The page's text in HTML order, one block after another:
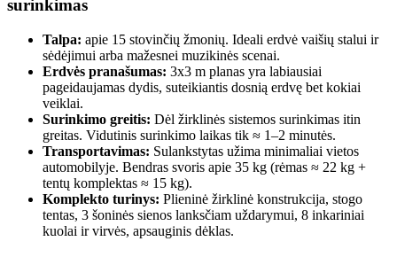
surinkimas
Talpa: apie 15 stovinčių žmonių. Ideali erdvė vaišių stalui ir
sėdėjimui arba mažesnei muzikinės scenai.
Erdvės pranašumas: 3x3 m planas yra labiausiai
pageidaujamas dydis, suteikiantis dosnią erdvę bet kokiai
veiklai.
Surinkimo greitis: Dėl žirklinės sistemos surinkimas itin
greitas. Vidutinis surinkimo laikas tik ≈ 1–2 minutės.
Transportavimas: Sulankstytas užima minimaliai vietos
automobilyje. Bendras svoris apie 35 kg (rėmas ≈ 22 kg +
tentų komplektas ≈ 15 kg).
Komplekto turinys: Plieninė žirklinė konstrukcija, stogo
tentas, 3 šoninės sienos lanksčiam uždarymui, 8 inkariniai
kuolai ir virvės, apsauginis dėklas.